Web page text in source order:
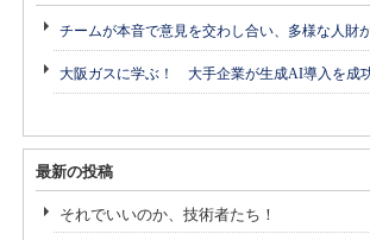
チームが本音で意見を交わし合い、多様な人財
大阪ガスに学ぶ！ 大手企業が生成AI導入を成
最新の投稿
それでいいのか、技術者たち！